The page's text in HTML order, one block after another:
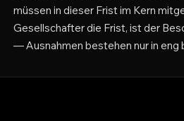
müssen in dieser Frist im Kern
Gesellschafter die Frist, ist der
— Ausnahmen bestehen nur in eng